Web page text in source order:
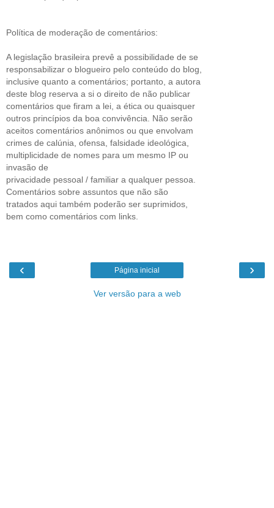
Política de moderação de comentários:
A legislação brasileira prevê a possibilidade de se
responsabilizar o blogueiro pelo conteúdo do blog,
inclusive quanto a comentários; portanto, a autora
deste blog reserva a si o direito de não publicar
comentários que firam a lei, a ética ou quaisquer
outros princípios da boa convivência. Não serão
aceitos comentários anônimos ou que envolvam
crimes de calúnia, ofensa, falsidade ideológica,
multiplicidade de nomes para um mesmo IP ou
invasão de
privacidade pessoal / familiar a qualquer pessoa.
Comentários sobre assuntos que não são
tratados aqui também poderão ser suprimidos,
bem como comentários com links.
‹ ›
Página inicial
Ver versão para a web